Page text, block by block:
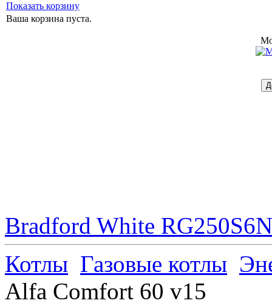
Показать корзину
Ваша корзина пуста.
Bradford White
Котлы Газовые котлы
Alfa Comfort 60 v15